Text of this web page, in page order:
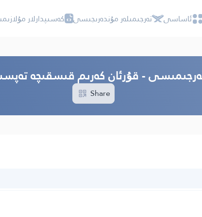
ئاساسى تەرجىمىلەر مۇندەرىجىسى كەسىپدارلار
تەرجىمىسى - قۇرئان كەرىم قىسقىچە
Share